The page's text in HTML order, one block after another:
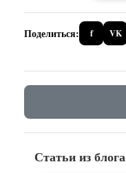
Поделиться: f VK
Статьи из блога